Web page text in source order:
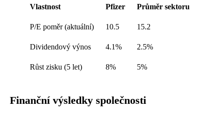
Vlastnost
Pfizer Průměr sektoru
P/E poměr (aktuální) 10.5 15.2
Dividendový výnos 4.1% 2.5%
Růst zisku (5 let) 8% 5%
Finanční výsledky společnosti